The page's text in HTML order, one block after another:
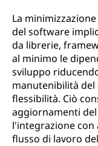
La
del software
da librerie,
al minimo le
sviluppo
manutenibilità del
flessibilità. Ciò
aggiornamenti
l'integrazione
flusso di lavoro